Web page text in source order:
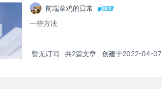
前端菜鸡的日常
一些方法
暂无订阅 共2篇文章 创建于2022-04-07